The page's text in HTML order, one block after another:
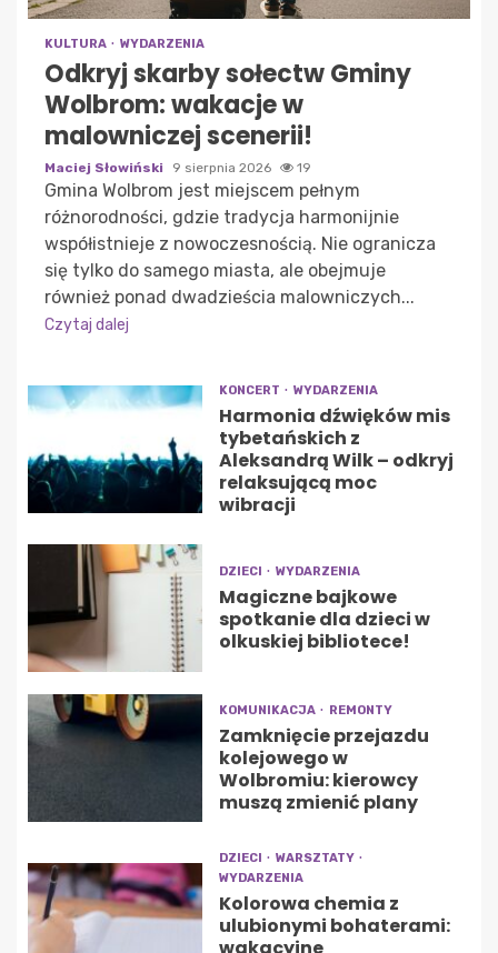
KULTURA WYDARZENIA
Odkryj skarby sołectw Gminy
Wolbrom: wakacje w
malowniczej scenerii!
Maciej Słowiński 9 sierpnia 2026 19
Gmina Wolbrom jest miejscem pełnym
różnorodności, gdzie tradycja harmonijnie
współistnieje z nowoczesnością. Nie ogranicza
się tylko do samego miasta, ale obejmuje
również ponad dwadzieścia malowniczych...
Czytaj dalej
KONCERT WYDARZENIA
Harmonia dźwięków mis
tybetańskich z
Aleksandrą Wilk – odkryj
relaksującą moc
wibracji
DZIECI WYDARZENIA
Magiczne bajkowe
spotkanie dla dzieci w
olkuskiej bibliotece!
KOMUNIKACJA REMONTY
Zamknięcie przejazdu
kolejowego w
Wolbromiu: kierowcy
muszą zmienić plany
DZIECI
WARSZTATY
WYDARZENIA
Kolorowa chemia z
ulubionymi bohaterami:
wakacyjne